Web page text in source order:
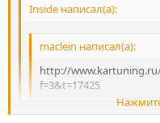
Inside написал(а):
maclein написал(а):
http://
f=3&t=17425
Где ты там AVC-R то